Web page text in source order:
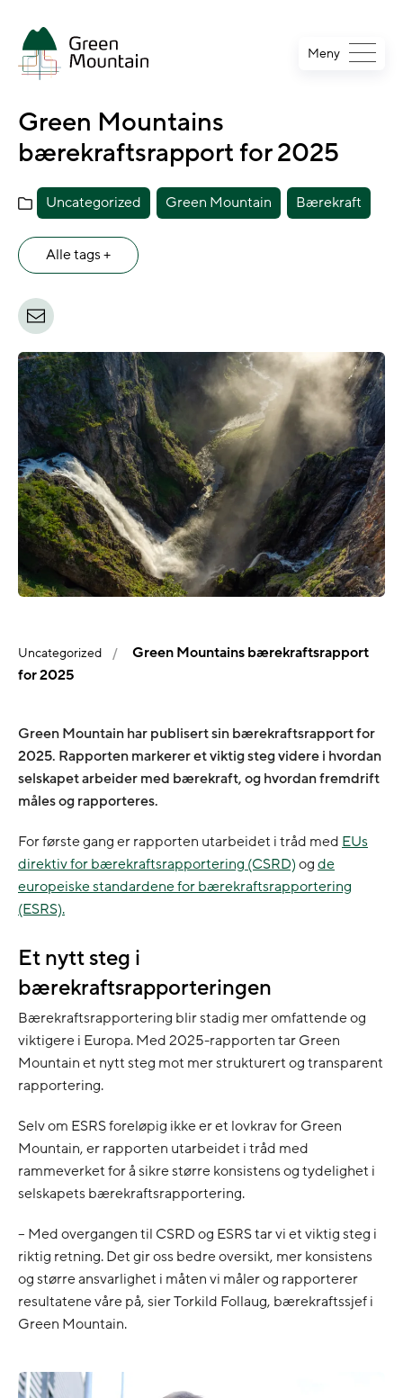
main
content
Meny
Green Mountains
bærekraftsrapport for 2025
Uncategorized Green Mountain Bærekraft
Alle tags +
Uncategorized
Green Mountains bærekraftsrapport
for 2025
Green Mountain har publisert sin bærekraftsrapport for
2025. Rapporten markerer et viktig steg videre i hvordan
selskapet arbeider med bærekraft, og hvordan fremdrift
måles og rapporteres.
For første gang er rapporten utarbeidet i tråd med EUs
direktiv for bærekraftsrapportering (CSRD) og de
europeiske standardene for bærekraftsrapportering
(ESRS).
Et nytt steg i
bærekraftsrapporteringen
Bærekraftsrapportering blir stadig mer omfattende og
viktigere i Europa. Med 2025-rapporten tar Green
Mountain et nytt steg mot mer strukturert og transparent
rapportering.
Selv om ESRS foreløpig ikke er et lovkrav for Green
Mountain, er rapporten utarbeidet i tråd med
rammeverket for å sikre større konsistens og tydelighet i
selskapets bærekraftsrapportering.
– Med overgangen til CSRD og ESRS tar vi et viktig steg i
riktig retning. Det gir oss bedre oversikt, mer konsistens
og større ansvarlighet i måten vi måler og rapporterer
resultatene våre på, sier Torkild Follaug, bærekraftssjef i
Green Mountain.